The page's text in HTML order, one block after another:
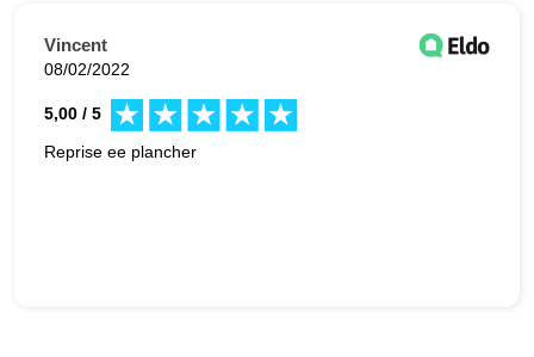
Vincent
08/02/2022
5,00 / 5
Reprise ee plancher